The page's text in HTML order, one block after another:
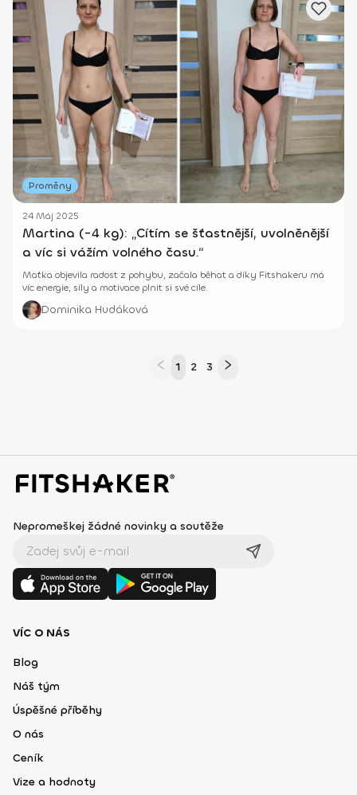
Proměny
24 Máj 2025
Martina (-4 kg): „Cítím se šťastnější, uvolněnější
a víc si vážím volného času.“
Maťka objevila radost z pohybu, začala běhat a díky Fitshakeru má
víc energie, síly a motivace plnit si své cíle.
Dominika Hudáková
1 2 3
Nepromeškej žádné novinky a soutěže
VÍC O NÁS
Blog
Náš tým
Úspěšné příběhy
O nás
Ceník
Vize a hodnoty